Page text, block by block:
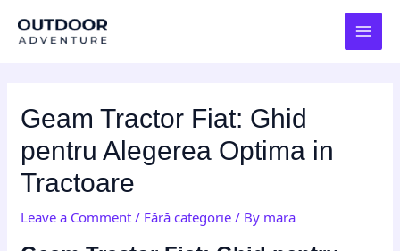
Geam Tractor Fiat: Ghid
pentru Alegerea Optima in
Tractoare
Leave a Comment / Fără categorie / By mara
navigation